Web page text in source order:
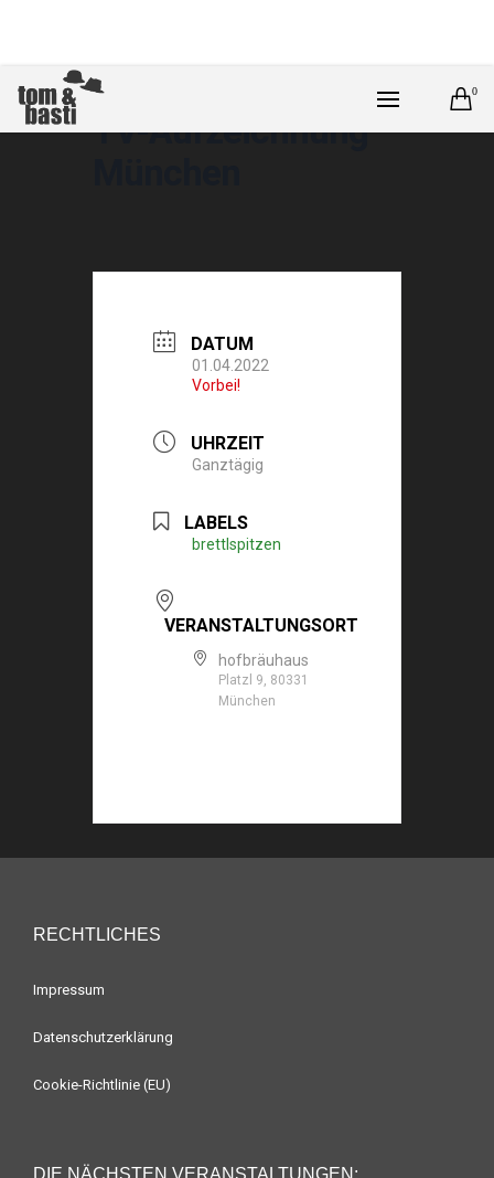
0
TV-Aufzeichnung
DATUM
01.04.2022
Vorbei!
UHRZEIT
Ganztägig
LABELS
brettlspitzen
VERANSTALTUNGSORT
hofbräuhaus
Platzl 9, 80331
München
RECHTLICHES
Impressum
Datenschutzerklärung
Cookie-Richtlinie (EU)
DIE NÄCHSTEN VERANSTALTUNGEN: